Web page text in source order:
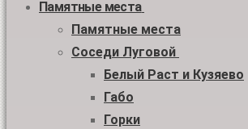
Памятные места
Памятные места
Соседи Луговой
Белый Раст и Кузяево
Габо
Горки